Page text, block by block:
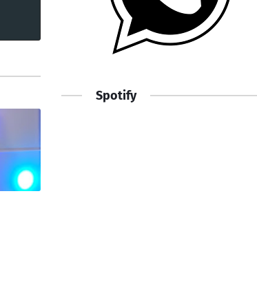
Spotify